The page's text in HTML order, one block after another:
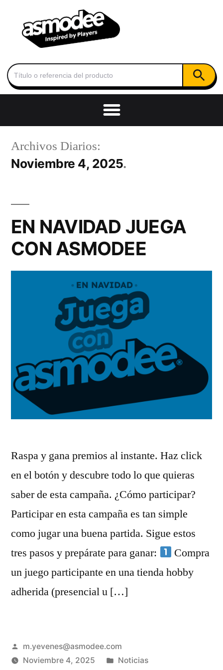
Buscar: Botón de
Archivos Diarios:
Noviembre 4, 2025
EN NAVIDAD JUEGA
CON ASMODEE
Raspa y gana premios al instante. Haz click
en el botón y descubre todo lo que quieras
saber de esta campaña. ¿Cómo participar?
Participar en esta campaña es tan simple
como jugar una buena partida. Sigue estos
tres pasos y prepárate para ganar:
Compra
un juego participante en una tienda hobby
adherida (presencial u […]
m.yevenes@asmodee.com
Noviembre 4, 2025
Noticias